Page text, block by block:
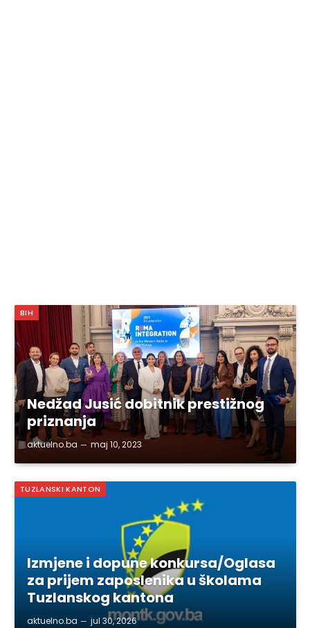
BIH
Nedžad Jusić dobitnik prestižnog
priznanja
aktuelno.ba maj 10, 2023
TUZLANSKI KANTON
Izmjene i dopune konkursa/Oglasa
za prijem zaposlenika u školama
Tuzlanskog kantona
aktuelno.ba jul 30, 2026